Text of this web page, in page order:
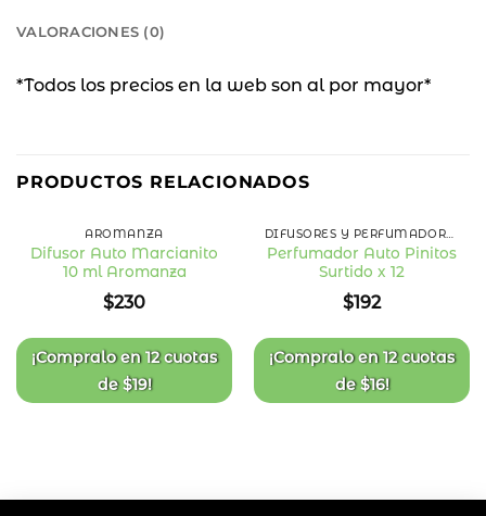
VALORACIONES (0)
*Todos los precios en la web son al por mayor*
PRODUCTOS RELACIONADOS
Añadir
AROMANZA
Difusor Auto Marcianito
10 ml Aromanza
$230
¡Compralo en12 cuotas
de$19!
DIFUSORES Y PERFUMADORES AUTO
Perfumador Auto Pinitos
Surtido x 12
$192
¡Compralo en12 cuotas
de$16!